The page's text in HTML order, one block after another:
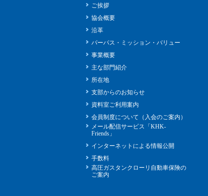
ご挨拶
協会概要
沿革
パーパス・ミッション・バリュー
事業概要
主な部門紹介
所在地
支部からのお知らせ
資料室ご利用案内
会員制度について（入会のご案内）
メール配信サービス「KHK-
Friends」
インターネットによる情報公開
手数料
高圧ガスタンクローリ自動車保険の
ご案内